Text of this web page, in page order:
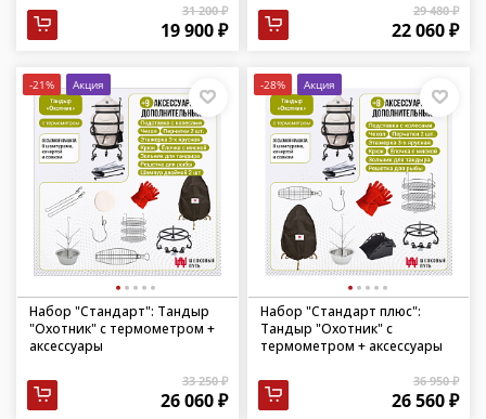
31 200 ₽
19 900 ₽
29 480 ₽
22 060 ₽
-21% Акция
Набор "Стандарт": Тандыр
"Охотник" с термометром +
аксессуары
33 250 ₽
26 060 ₽
-28% Акция
Набор "Стандарт плюс":
Тандыр "Охотник" с
термометром + аксессуары
36 950 ₽
26 560 ₽